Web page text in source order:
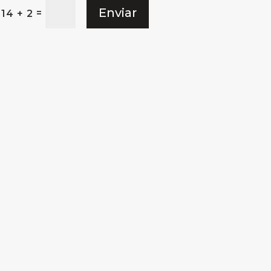
14 + 2 = Enviar